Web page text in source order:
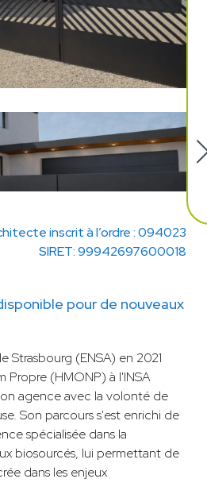
inscrit à l’ordre : 094023
SIRET: 99942697600018
pour de nouveaux
(ENSA) en 2021
Propre (HMONP) à l'INSA
agence avec la volonté de
Son parcours s'est enrichi de
spécialisée dans la
biosourcés, lui permettant de
dans les enjeux